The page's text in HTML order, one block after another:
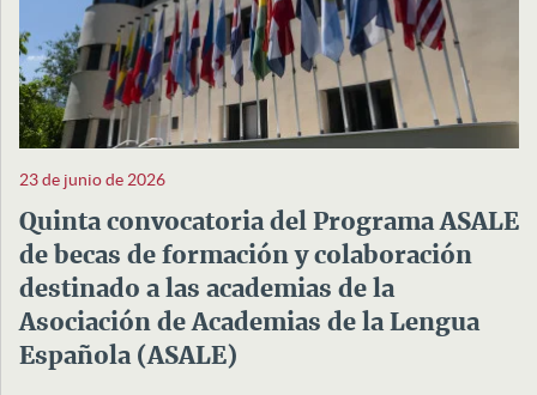
23 de junio de 2026
Quinta convocatoria del Programa ASALE
de becas de formación y colaboración
destinado a las academias de la
Asociación de Academias de la Lengua
Española (ASALE)